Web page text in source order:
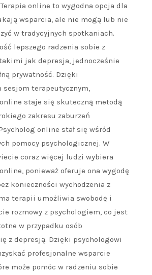
online to wygodna opcja dla
wsparcia, ale nie mogą lub nie
w tradycyjnych spotkaniach.
lepszego radzenia sobie z
jak depresja, jednocześnie
prywatność. Dzięki
sesjom terapeutycznym,
staje się skuteczną metodą
zakresu zaburzeń
online stał się wśród
pomocy psychologicznej. W
coraz więcej ludzi wybiera
ponieważ oferuje ona wygodę
konieczności wychodzenia z
terapii umożliwia swobodę i
rozmowy z psychologiem, co jest
w przypadku osób
z depresją. Dzięki psychologowi
profesjonalne wsparcie
może pomóc w radzeniu sobie